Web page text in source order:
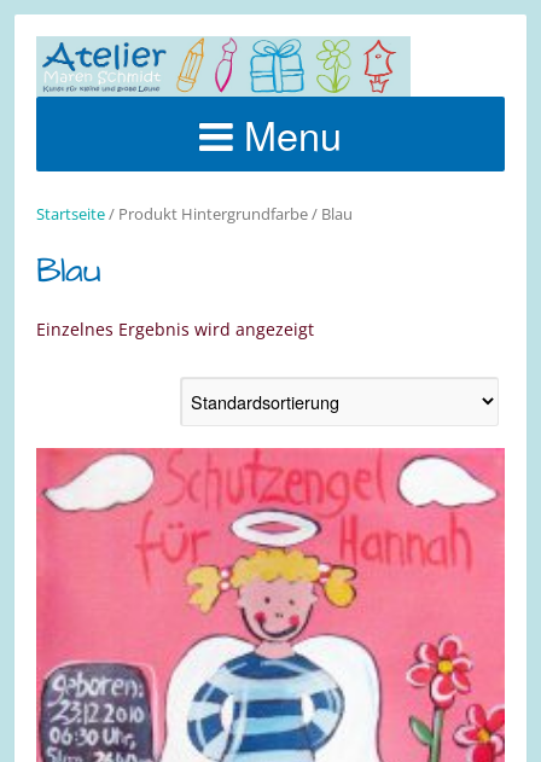
Menu
Startseite/ Produkt Hintergrundfarbe / Blau
Blau
Einzelnes Ergebnis wird angezeigt